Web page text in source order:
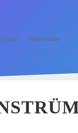
Uyarı Hakkımızda